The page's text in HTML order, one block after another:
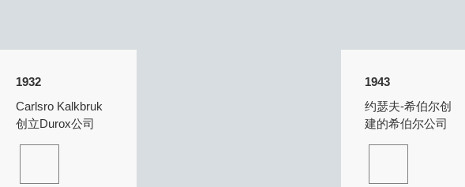
1932
Carlsro Kalkbruk
创立Durox公司
1943
约瑟夫-希伯尔创
建的希伯尔公司